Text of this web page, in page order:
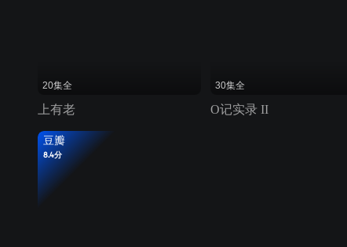
20集全
上有老
30集全
O记实录 II
豆瓣
8.4分